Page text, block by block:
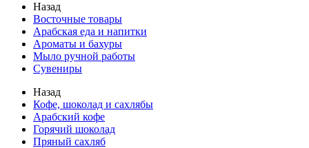
Назад
Восточные товары
Арабская еда и напитки
Ароматы и бахуры
Мыло ручной работы
Сувениры
Назад
Кофе, шоколад и сахлябы
Арабский кофе
Горячий шоколад
Пряный сахляб